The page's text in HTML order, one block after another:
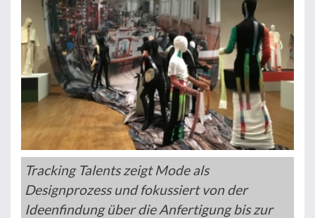
Tracking Talents zeigt Mode als
Designprozess und fokussiert von der
Ideenfindung über die Anfertigung bis zur